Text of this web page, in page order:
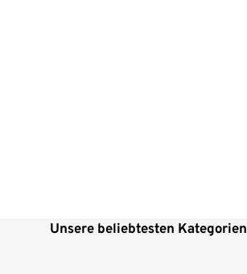
Unsere beliebtesten Kategorien